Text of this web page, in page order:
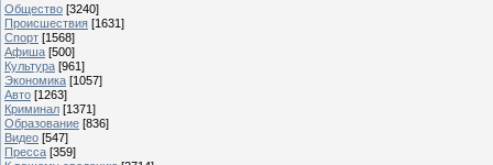
Общество [3240]
Происшествия [1631]
Спорт [1568]
Афиша [500]
Культура [961]
Экономика [1057]
Авто [1263]
Криминал [1371]
Образование [836]
Видео [547]
Пресса [359]